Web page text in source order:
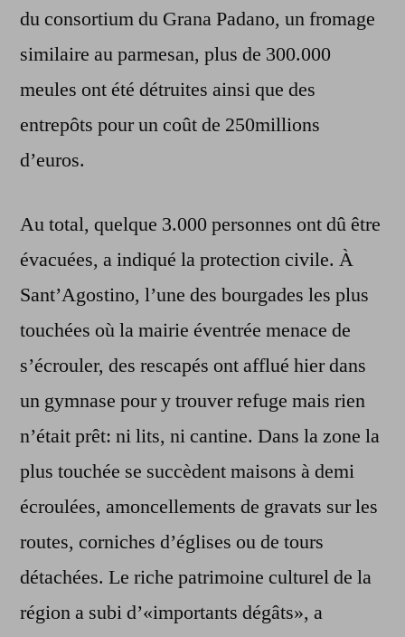
du consortium du Grana Padano, un fromage
similaire au parmesan, plus de 300.000
meules ont été détruites ainsi que des
entrepôts pour un coût de 250millions
d’euros.
Au total, quelque 3.000 personnes ont dû être
évacuées, a indiqué la protection civile. À
Sant’Agostino, l’une des bourgades les plus
touchées où la mairie éventrée menace de
s’écrouler, des rescapés ont afflué hier dans
un gymnase pour y trouver refuge mais rien
n’était prêt: ni lits, ni cantine. Dans la zone la
plus touchée se succèdent maisons à demi
écroulées, amoncellements de gravats sur les
routes, corniches d’églises ou de tours
détachées. Le riche patrimoine culturel de la
région a subi d’«importants dégâts», a